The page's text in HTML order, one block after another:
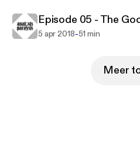
Episode 05 - The
5 apr 2018-51 min
Meer